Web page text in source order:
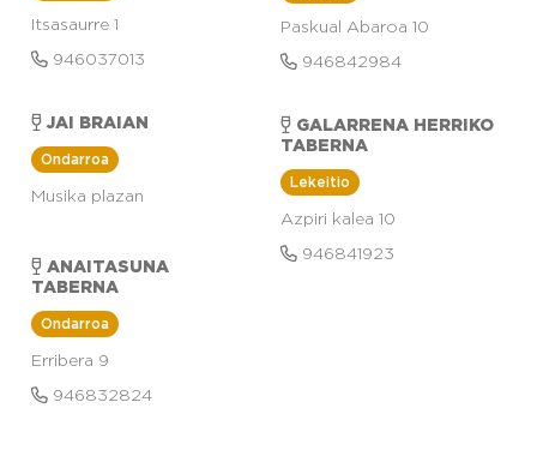
Itsasaurre 1
946037013
JAI BRAIAN
Ondarroa
Musika plazan
TABERNA
Ondarroa
Erribera 9
946832824
Paskual Abaroa 10
946842984
TABERNA
Lekeitio
Azpiri kalea 10
946841923